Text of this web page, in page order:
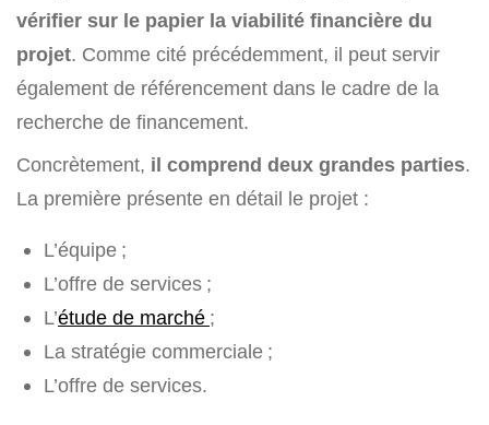
vérifier sur le papier la viabilité financière du
projet. Comme cité précédemment, il peut servir
également de référencement dans le cadre de la
recherche de financement.
Concrètement, il comprend deux grandes parties.
La première présente en détail le projet :
L’équipe ;
L’offre de services ;
L’étude de marché ;
La stratégie commerciale ;
L’offre de services.